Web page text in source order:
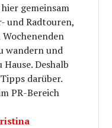
gemeinsam
und Radtouren,
wandern und
Deshalb
darüber.
PR-Bereich